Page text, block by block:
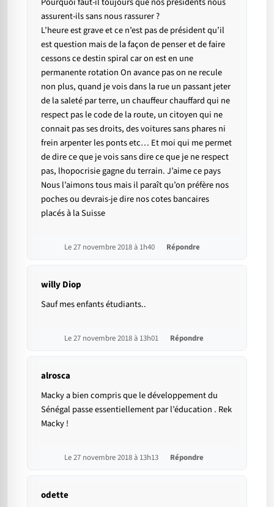
assurent-ils sans nous rassurer ?
L’heure est grave et ce n’est pas de président qu’il
est question mais de la façon de penser et de faire
cessons ce destin spiral car on est en une
permanente rotation On avance pas on ne recule
non plus, quand je vois dans la rue un passant jeter
de la saleté par terre, un chauffeur chauffard qui ne
respect pas le code de la route, un citoyen qui ne
connait pas ses droits, des voitures sans phares ni
frein arpenter les ponts etc… Et moi qui me permet
de dire ce que je vois sans dire ce que je ne respect
pas, lhopocrisie gagne du terrain. J’aime ce pays
Nous l’aimons tous mais il paraît qu’on préfère nos
poches ou devrais-je dire nos cotes bancaires
placés à la Suisse
Le 27 novembre 2018 à 1h40 Répondre
willy Diop
Sauf mes enfants étudiants..
Le 27 novembre 2018 à 13h01 Répondre
alrosca
Macky a bien compris que le développement du
Sénégal passe essentiellement par l’éducation . Rek
Macky !
Le 27 novembre 2018 à 13h13 Répondre
odette